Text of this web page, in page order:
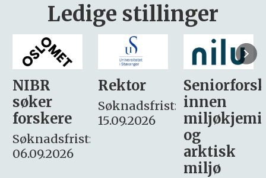
Ledige stillinger
Rektor
Søknadsfrist:
15.09.2026
Seniorforsker
innen
miljøkjemi
søker
– fast
Søknadsfrist:
16. august.